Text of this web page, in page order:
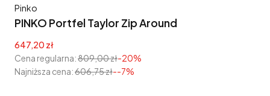
PINKO Portfel Taylor Zip Around
Producent
Pinko
Cena promocyjna
647,20 zł
Cena regularna:809,00 zł-20%
Najniższa cena:606,75 zł--7%